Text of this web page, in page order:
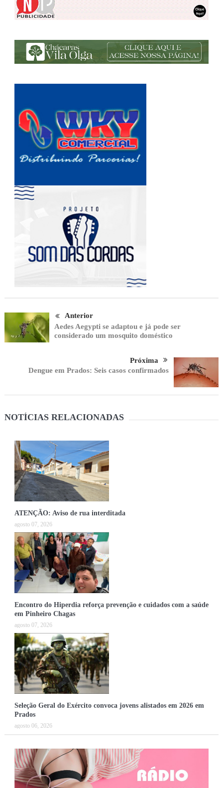
Anterior
Aedes Aegypti se adaptou e já pode ser
considerado um mosquito doméstico
Próxima
Dengue em Prados: Seis casos confirmados
NOTÍCIAS RELACIONADAS
ATENÇÃO: Aviso de rua interditada
agosto 07, 2026
Encontro do Hiperdia reforça prevenção e cuidados com a saúde
em Pinheiro Chagas
agosto 07, 2026
Seleção Geral do Exército convoca jovens alistados em 2026 em
Prados
agosto 06, 2026